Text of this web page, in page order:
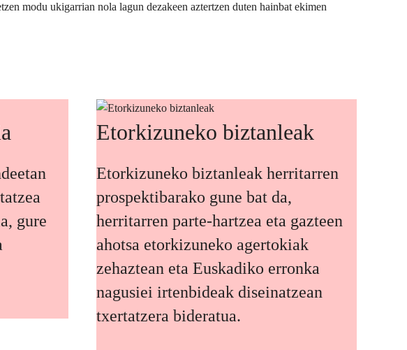
modu ukigarrian nola lagun dezakeen aztertzen duten hainbat ekimen
gure
Etorkizuneko biztanleak
Etorkizuneko biztanleak herritarren
prospektibarako gune bat da,
herritarren parte-hartzea eta gazteen
ahotsa etorkizuneko agertokiak
zehaztean eta Euskadiko erronka
nagusiei irtenbideak diseinatzean
txertatzera bideratua.